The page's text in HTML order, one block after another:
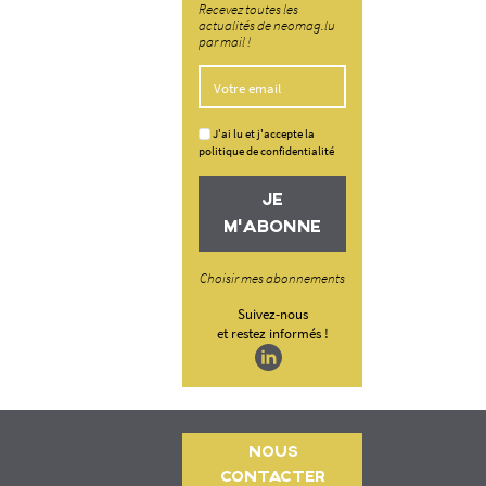
Recevez toutes les
actualités de neomag.lu
par mail !
J'ai lu et j'accepte la
politique de confidentialité
JE
M'ABONNE
Choisir mes abonnements
Suivez-nous
et restez informés !
NOUS
CONTACTER